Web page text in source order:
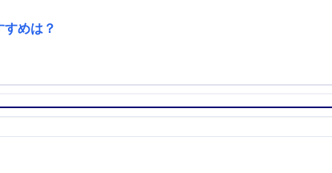
めは？